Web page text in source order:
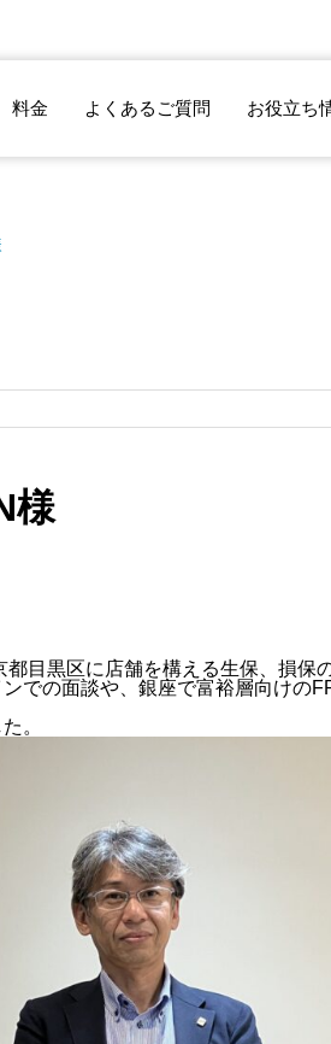
料金 よくあるご質問 お役立ち
様
都目黒区に店舗を構える生保、損保
での面談や、銀座で富裕層向けの
。